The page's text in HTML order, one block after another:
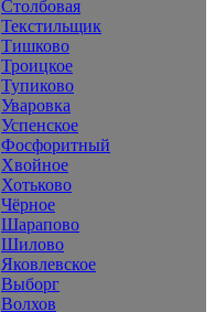
Столбовая
Текстильщик
Тишково
Троицкое
Тупиково
Уваровка
Успенское
Фосфоритный
Хвойное
Хотьково
Чёрное
Шарапово
Шилово
Яковлевское
Выборг
Волхов